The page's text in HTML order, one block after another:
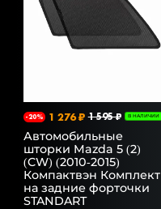
-20% 1 276 ₽ 1 595 ₽ В НАЛИЧИИ
Автомобильные
шторки Mazda 5 (2)
(CW) (2010-2015)
Компактвэн Комплект
на задние форточки
STANDART